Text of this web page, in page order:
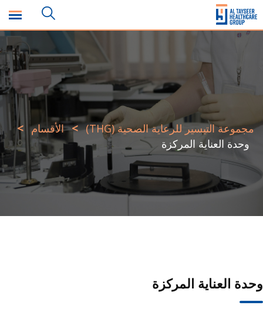
مجموعة التيسير للرعاية الصحية (THG) > الأقسام >
وحدة العناية المركزة
وحدة العناية المركزة